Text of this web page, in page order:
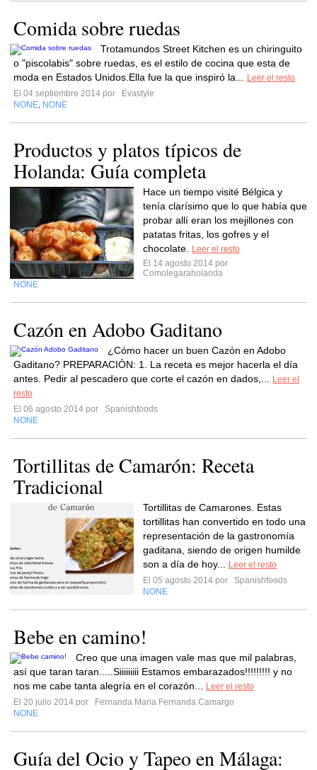
Comida sobre ruedas
Trotamundos Street Kitchen es un chiringuito
o "piscolabis" sobre ruedas, es el estilo de cocina que esta de
moda en Estados Unidos.Ella fue la que inspiró la...
Leer el resto
El 04 septiembre 2014 por
Evastyle
NONE NONE
Productos y platos típicos de
Holanda: Guía completa
Hace un tiempo visité Bélgica y
tenía clarísimo que lo que había que
probar allí eran los mejillones con
patatas fritas, los gofres y el
chocolate.
Leer el resto
El 14 agosto 2014 por
Comolegaraholanda
NONE
Cazón en Adobo Gaditano
¿Cómo hacer un buen Cazón en Adobo
Gaditano? PREPARACIÓN: 1. La receta es mejor hacerla el día
antes. Pedir al pescadero que corte el cazón en dados,...
Leer el
resto
El 06 agosto 2014 por
Spanishfoods
NONE
Tortillitas de Camarón: Receta
Tradicional
Tortillitas de Camarones. Estas
tortillitas han convertido en todo una
representación de la gastronomía
gaditana, siendo de origen humilde
son a día de hoy...
Leer el resto
El 05 agosto 2014 por
Spanishfoods
NONE
Bebe en camino!
Creo que una imagen vale mas que mil palabras,
así que taran taran.....Siiiiiiiii Estamos embarazados!!!!!!!!! y no
nos me cabe tanta alegría en el corazón...
Leer el resto
El 20 julio 2014 por
Fernanda Maria Fernanda Camargo
NONE
Guía del Ocio y Tapeo en Málaga: